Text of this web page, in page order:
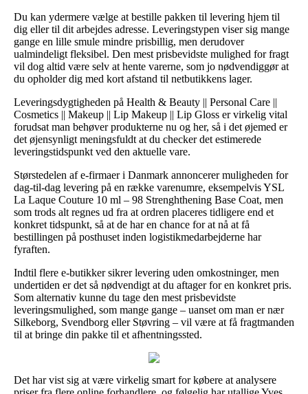
Du kan ydermere vælge at bestille pakken til levering hjem til
dig eller til dit arbejdes adresse. Leveringstypen viser sig mange
gange en lille smule mindre prisbillig, men derudover
ualmindeligt fleksibel. Den mest prisbevidste mulighed for fragt
vil dog altid være selv at hente varerne, som jo nødvendiggør at
du opholder dig med kort afstand til netbutikkens lager.
Leveringsdygtigheden på Health & Beauty || Personal Care ||
Cosmetics || Makeup || Lip Makeup || Lip Gloss er virkelig vital
forudsat man behøver produkterne nu og her, så i det øjemed er
det øjensynligt meningsfuldt at du checker det estimerede
leveringstidspunkt ved den aktuelle vare.
Størstedelen af e-firmaer i Danmark annoncerer muligheden for
dag-til-dag levering på en række varenumre, eksempelvis YSL
La Laque Couture 10 ml – 98 Strenghthening Base Coat, men
som trods alt regnes ud fra at ordren placeres tidligere end et
konkret tidspunkt, så at de har en chance for at nå at få
bestillingen på posthuset inden logistikmedarbejderne har
fyraften.
Indtil flere e-butikker sikrer levering uden omkostninger, men
undertiden er det så nødvendigt at du aftager for en konkret pris.
Som alternativ kunne du tage den mest prisbevidste
leveringsmulighed, som mange gange – uanset om man er nær
Silkeborg, Svendborg eller Støvring – vil være at få fragtmanden
til at bringe din pakke til et afhentningssted.
Det har vist sig at være virkelig smart for købere at analysere